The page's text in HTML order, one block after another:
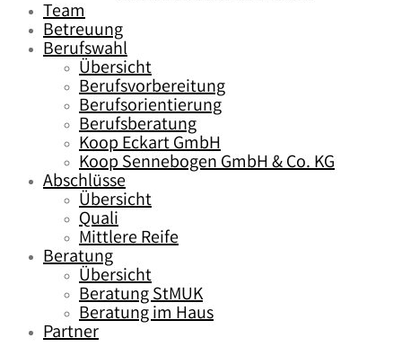
Team
Betreuung
Berufswahl
Übersicht
Berufsvorbereitung
Berufsorientierung
Berufsberatung
Koop Eckart GmbH
Koop Sennebogen GmbH & Co. KG
Abschlüsse
Übersicht
Quali
Mittlere Reife
Beratung
Übersicht
Beratung StMUK
Beratung im Haus
Partner